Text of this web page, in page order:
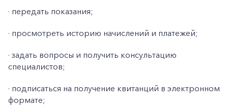
· передать показания;
· просмотреть историю начислений и платежей;
· задать вопросы и получить консультацию
специалистов;
· подписаться на получение квитанций в электронном
формате;